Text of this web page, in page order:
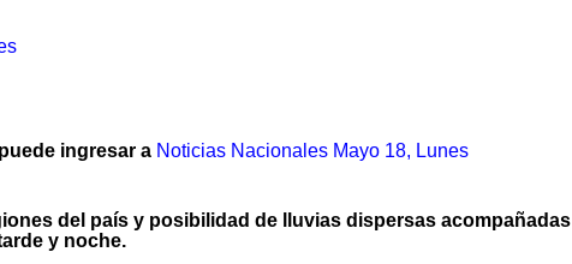
ingresar a Noticias Nacionales Mayo 18, Lunes
del país y posibilidad de lluvias dispersas acompañadas
y noche.